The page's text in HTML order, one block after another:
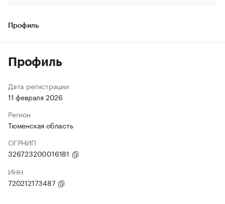
Профиль
Профиль
Дата регистрации
11 февраля 2026
Регион
Тюменская область
ОГРНИП
326723200016181
ИНН
720212173487